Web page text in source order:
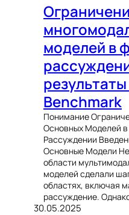
моделей в
результаты
Benchmark
Понимание
Основных Моделей
Рассуждении
Основные Модели
области
моделей сделали
областях, включая
рассуждение.
30.05.2025